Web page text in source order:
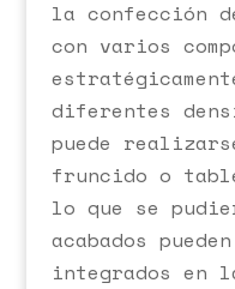
la confección
con varios
diferentes
puede
fruncido o
lo que se
acabados
integrados en